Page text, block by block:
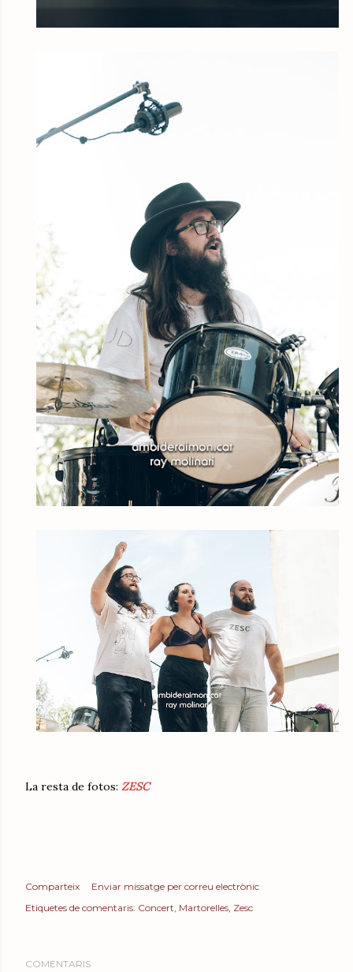
La resta de fotos: ZESC
Comparteix
Enviar missatge per correu electrònic
Etiquetes de comentaris: Concert Martorelles Zesc
COMENTARIS